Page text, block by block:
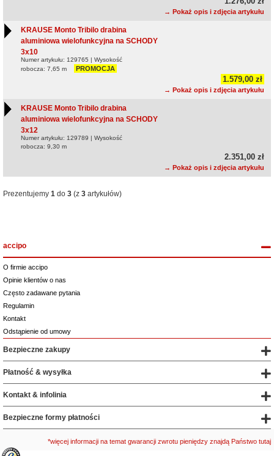
→ Pokaż opis i zdjęcia artykułu
KRAUSE Monto Tribilo drabina
aluminiowa wielofunkcyjna na SCHODY
3x10
Numer artykułu: 129765 | Wysokość
robocza: 7,65 m
PROMOCJA
1.579,00 zł
→ Pokaż opis i zdjęcia artykułu
KRAUSE Monto Tribilo drabina
aluminiowa wielofunkcyjna na SCHODY
3x12
Numer artykułu: 129789 | Wysokość
robocza: 9,30 m
2.351,00 zł
→ Pokaż opis i zdjęcia artykułu
Prezentujemy 1 do 3 (z 3 artykułów)
accipo
O firmie accipo
Opinie klientów o nas
Często zadawane pytania
Regulamin
Kontakt
Odstąpienie od umowy
Bezpieczne zakupy
Płatność & wysyłka
Kontakt & infolinia
Bezpieczne formy płatności
*więcej informacji na temat gwarancji zwrotu pieniędzy znajdą Państwo tutaj